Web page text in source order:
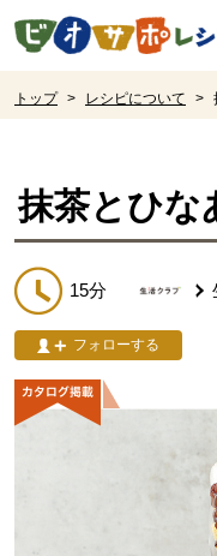
ページの先頭です。
トップ > レシピについて >
抹茶とひな
15分
フォローする